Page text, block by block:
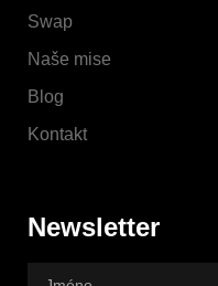
Swap
Naše mise
Blog
Kontakt
Newsletter